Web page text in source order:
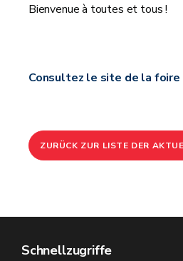
Bienvenue à toutes et tous !
Consultez le site de la foire
ZURÜCK ZUR LISTE DER
Schnellzugriffe